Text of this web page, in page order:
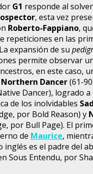
G1 responde al
, esta vez
Roberto-Fappiano,
repeticiones en las
expansión de su
permite observar
en este caso,
Northern Dancer(61-
Dancer), logrado a
de los inolvidables
por Bold Reason) y
por Bull Page). El
de Maurice,
inglés es el padre del
Sous Entendu, por